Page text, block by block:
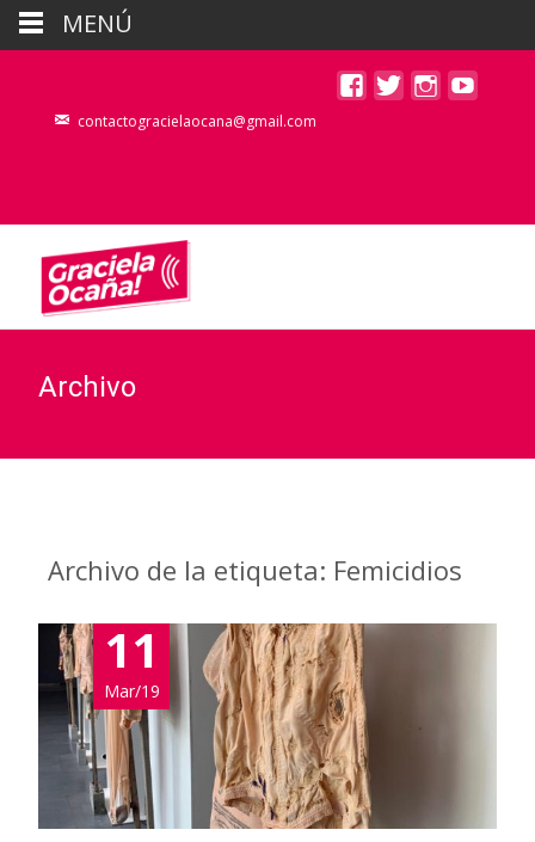
contactogracielaocana@gmail.com
Archivo
Archivo de la etiqueta: Femicidios
11
Mar/19
MENÚ